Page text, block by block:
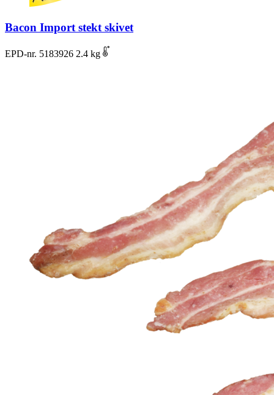
Bacon Import stekt skivet
EPD-nr. 5183926 2.4 kg